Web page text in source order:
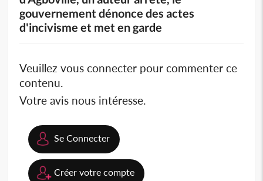
gouvernement dénonce des actes
d'incivisme et met en garde
Veuillez vous connecter pour commenter ce
contenu.
Votre avis nous intéresse.
Se Connecter
Créer votre compte